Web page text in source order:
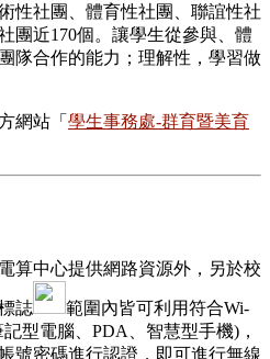
性社團、體育性社團、聯誼性社
團近170個。讓學生從參與、體
隊合作的能力；理解性，學習做
網站「 學生事務處-群育暨美育
算中心提供網路資源外，另於校
誌
範圍內皆可利用符合Wi-
型電腦、PDA、智慧型手機)，
號密碼進行認證，即可進行無線